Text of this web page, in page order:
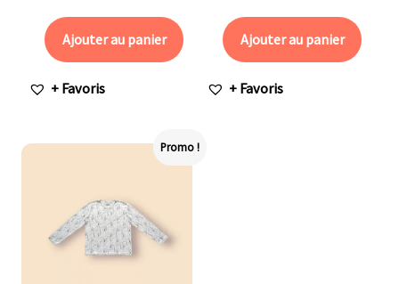
Ajouter au panier
+ Favoris
Ajouter au panier
+ Favoris
Promo !